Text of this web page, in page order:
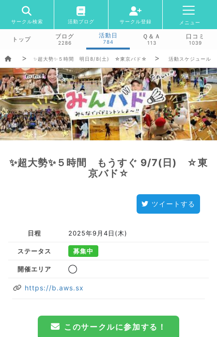
サークル検索 活動ブログ サークル登録 メニュー
トップ ブログ
2286
活動日
784
Ｑ＆Ａ
113
口コミ
1039
✨超大勢✨５時間 明日8/8(土) ☆東京バド☆ 活動スケジュール
✨超大勢✨５時間 もうすぐ 9/7(日) ☆東
京バド☆
ツイートする
日程 2025年9月4日(木)
ステータス 募集中
開催エリア ◯
https://b.aws.sx
このサークルに参加する！